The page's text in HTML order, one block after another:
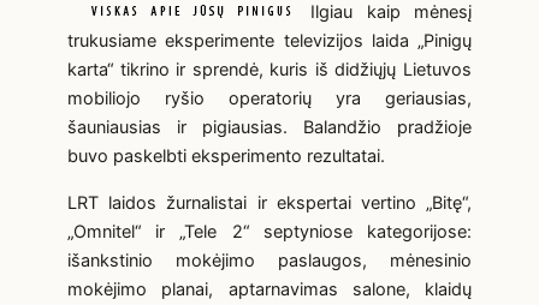
Ilgiau kaip mėnesį
trukusiame eksperimente televizijos laida „Pinigų
karta“ tikrino ir sprendė, kuris iš didžiųjų Lietuvos
mobiliojo ryšio operatorių yra geriausias,
šauniausias ir pigiausias. Balandžio pradžioje
buvo paskelbti eksperimento rezultatai.
LRT laidos žurnalistai ir ekspertai vertino „Bitę“,
„Omnitel“ ir „Tele 2“ septyniose kategorijose:
išankstinio mokėjimo paslaugos, mėnesinio
mokėjimo planai, aptarnavimas salone, klaidų